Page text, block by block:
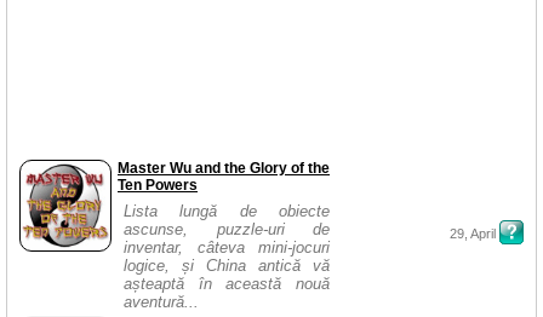
Master Wu and the Glory of the
Ten Powers
Lista lungă de obiecte
ascunse, puzzle-uri de
inventar, câteva mini-jocuri
logice, și China antică vă
așteaptă în această nouă
aventură...
29, April